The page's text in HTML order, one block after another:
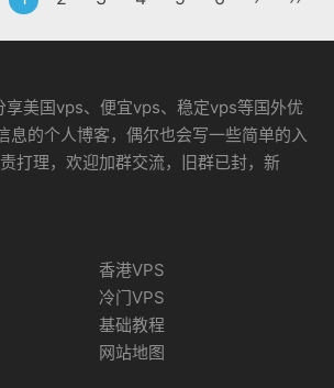
享美国vps、便宜vps、稳定vps等国外优
息的个人博客，偶尔也会写一些简单的入
打理，欢迎加群交流，旧群已封，新
香港VPS
冷门VPS
基础教程
网站地图